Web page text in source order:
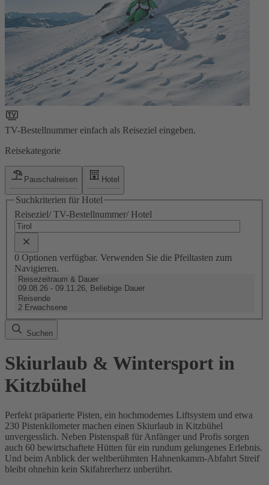
TV-Bestellnummer einfach als Reiseziel eingeben.
Reisekategorie
Pauschalreisen Hotel
Suchkriterien für Hotel
Reiseziel/ TV-Bestellnummer/ Hotel
0 Optionen verfügbar. Verwenden Sie die Pfeiltasten zum
Navigieren.
Reisezeitraum & Dauer
09.08.26 - 09.11.26, Beliebige Dauer
Reisende
2 Erwachsene
Suchen
Skiurlaub & Wintersport in
Kitzbühel
Perfekt präparierte Pisten, ein hochmodernes Liftsystem und etwa
230 Pistenkilometer machen einen Skiurlaub in Kitzbühel
unvergesslich. Neben Pistenspaß für Anfänger und Profis sorgen
auch 60 bewirtschaftete Hütten für ein rundum gelungenes Erlebnis.
Und beim Anblick der weltberühmten Hahnenkamm-Abfahrt Streif
bleibt ohnehin kein Skifahrerherz unberührt.